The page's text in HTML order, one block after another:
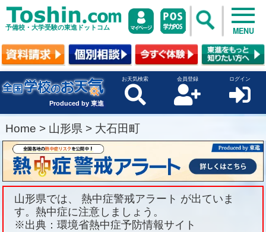
予備校・大学受験の東進ドットコム MENU
Produced by 東進
お天気検索 会員登録 ログイン
Home > 山形県 > 大石田町
山形県では、 熱中症警戒アラート が出ていま
す。熱中症に注意しましょう。
※出典：環境省熱中症予防情報サイト